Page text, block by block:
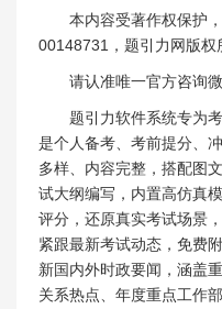
本内容受著作权保护
00148731，题引力网版权
请认准唯一官方咨询
题引力软件系统专为
是个人备考、考前提分、
多样、内容完整，搭配图
试大纲编写，内置高仿真
评分，还原真实考试场景
紧跟最新考试动态，免费
新国内外时政要闻，涵盖
关系热点、年度重点工作